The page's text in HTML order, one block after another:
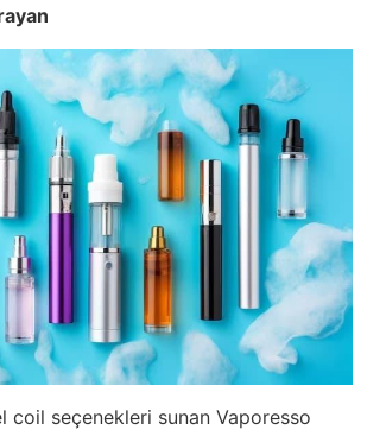
coil seçenekleri sunan Vaporesso